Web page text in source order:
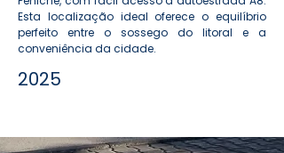
Esta localização ideal oferece o equilíbrio
perfeito entre o sossego do litoral e a
conveniência da cidade.​
2025